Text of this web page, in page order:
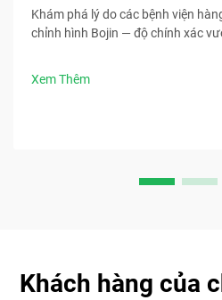
Khám phá lý do các bệnh viện
chỉnh hình Bojin — độ chính xác
Xem Thêm
Khách hàng của